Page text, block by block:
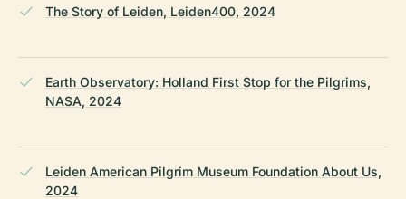
The Story of Leiden, Leiden400, 2024
Earth Observatory: Holland First Stop for the Pilgrims,
NASA, 2024
Leiden American Pilgrim Museum Foundation About Us,
2024